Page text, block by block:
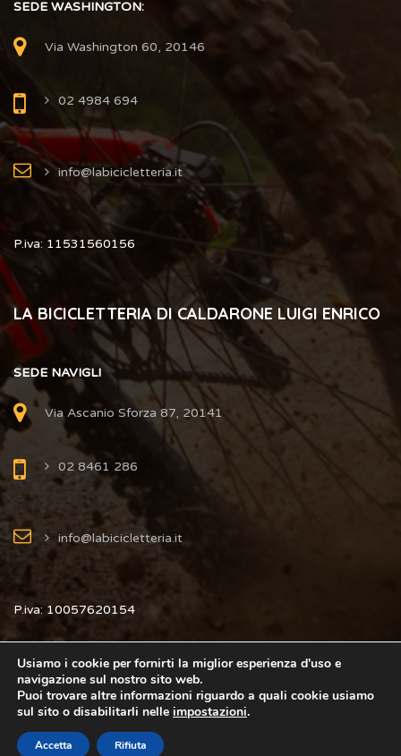
SEDE WASHINGTON:
Via Washington 60, 20146
02 4984 694
info@labicicletteria.it
P.iva: 11531560156
LA BICICLETTERIA DI CALDARONE LUIGI ENRICO
SEDE NAVIGLI
Via Ascanio Sforza 87, 20141
02 8461 286
info@labicicletteria.it
P.iva: 10057620154
Copyright © 2025 La Bicicletteria by Innovea. Tutti i Diritti
Usiamo i cookie per fornirti la miglior esperienza d'uso e
navigazione sul nostro sito web.
Puoi trovare altre informazioni riguardo a quali cookie usiamo
sul sito o disabilitarli nelle impostazioni.
Accetta Rifiuta